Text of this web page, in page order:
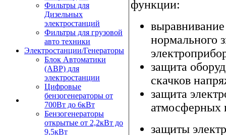
Фильтры для
Дизельных
электростанций
Фильтры для грузовой
авто техники
Электростанции/Генераторы
Блок Автоматики
(АВР) для
электростанции
Цифровые
бензогенераторы от
700Вт до 6кВт
Бензогенераторы
открытые от 2,2кВт до
9,5кВт
функции:
нормального
защита
скачков
защита
атмосферных
защиты